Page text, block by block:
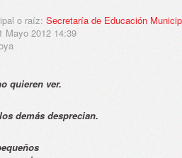
o raíz: Secretaría de Educación
Mayo 2012 14:39
quieren ver.
demás desprecian.